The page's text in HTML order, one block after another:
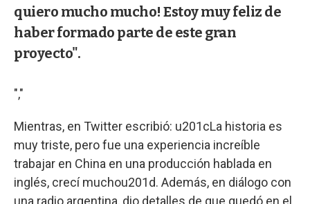
quiero mucho mucho! Estoy muy feliz de
haber formado parte de este gran
proyecto".
","
Mientras, en Twitter escribió: u201cLa historia es
muy triste, pero fue una experiencia increíble
trabajar en China en una producción hablada en
inglés, crecí muchou201d. Además, en diálogo con
una radio argentina, dio detalles de que quedó en el